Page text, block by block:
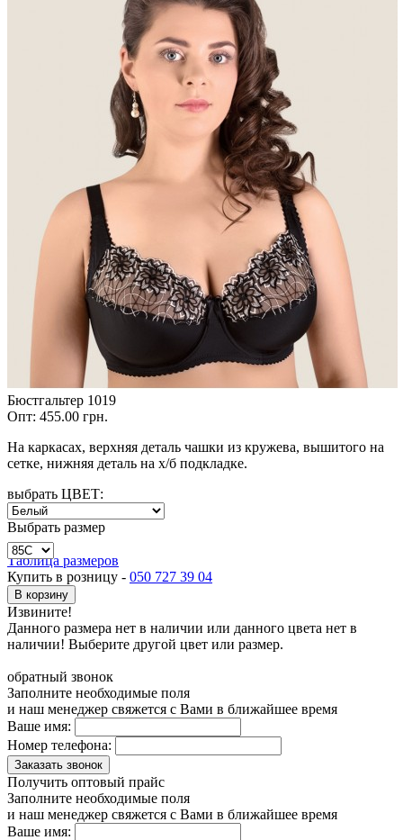
Бюстгальтер 1019
Опт: 455.00 грн.
На каркасах, верхняя деталь чашки из кружева, вышитого на
сетке, нижняя деталь на х/б подкладке.
выбрать ЦВЕТ:
Выбрать размер
Таблица размеров
Купить в розницу - 050 727 39 04
В корзину
Извините!
Данного размера нет в наличии или данного цвета нет в
наличии! Выберите другой цвет или размер.
обратный звонок
Заполните необходимые поля
и наш менеджер свяжется с Вами в ближайшее время
Ваше имя:
Номер телефона:
Заказать звонок
Получить оптовый прайс
Заполните необходимые поля
и наш менеджер свяжется с Вами в ближайшее время
Ваше имя: